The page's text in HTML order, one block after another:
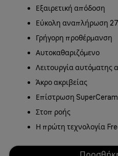
Εξαιρετική απόδοση
Εύκολη αναπλήρωση
Γρήγορη προθέρμανση
Αυτοκαθαριζόμενο
Λειτουργία αυτόματης
Άκρο ακριβείας
Επίστρωση
Στοπ ροής
Η πρώτη τεχνολογία